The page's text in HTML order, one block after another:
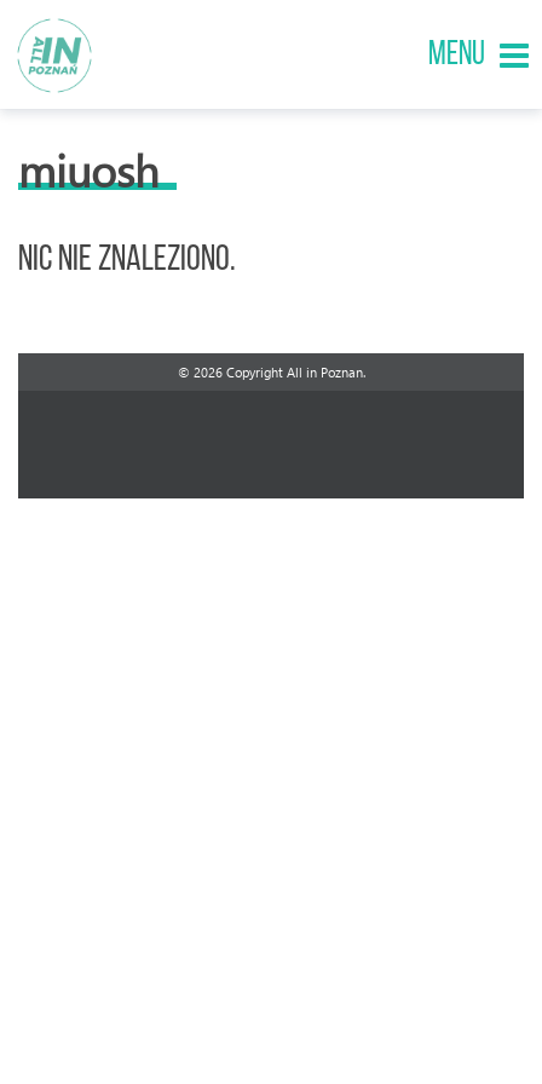
MENU
miuosh
Nic nie znaleziono.
© 2026 Copyright All in Poznan.